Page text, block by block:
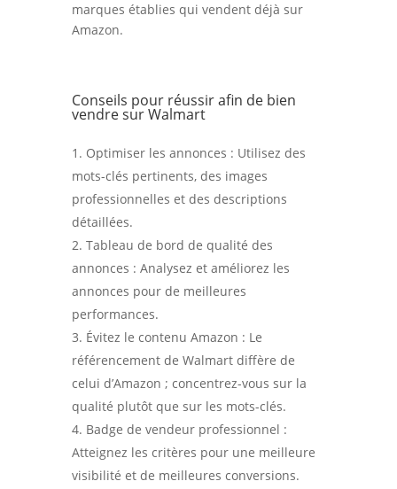
marques établies qui vendent déjà sur
Amazon.
Conseils pour réussir afin de bien
vendre sur Walmart
Optimiser les annonces : Utilisez des
mots-clés pertinents, des images
professionnelles et des descriptions
détaillées.
Tableau de bord de qualité des
annonces : Analysez et améliorez les
annonces pour de meilleures
performances.
Évitez le contenu Amazon : Le
référencement de Walmart diffère de
celui d’Amazon ; concentrez-vous sur la
qualité plutôt que sur les mots-clés.
Badge de vendeur professionnel :
Atteignez les critères pour une meilleure
visibilité et de meilleures conversions.